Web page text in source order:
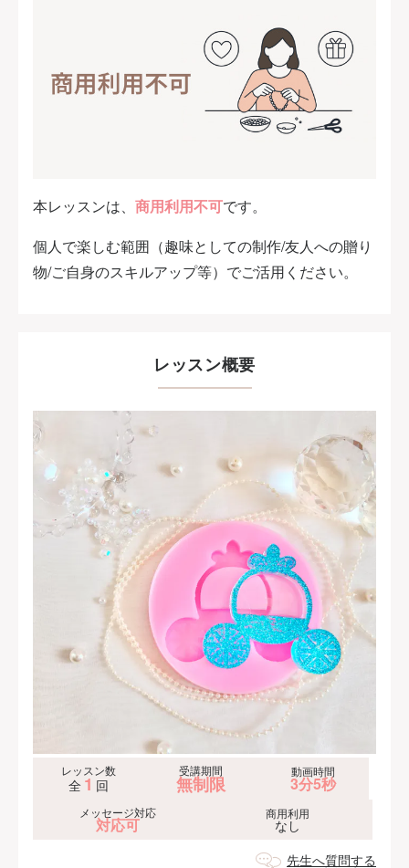
本レッスンは、 商用利用不可です。
個人で楽しむ範囲（趣味としての制作/友人への贈り
物/ご自身のスキルアップ等）でご活用ください。
レッスン概要
レッスン数
全 1 回
受講期間
無制限
動画時間
3分5秒
メッセージ対応
対応可
商用利用
なし
先生へ質問する